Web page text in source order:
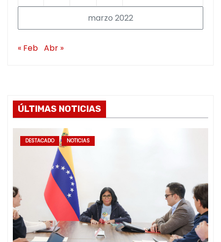
marzo 2022
« Feb Abr »
ÚLTIMAS NOTICIAS
DESTACADO NOTICIAS